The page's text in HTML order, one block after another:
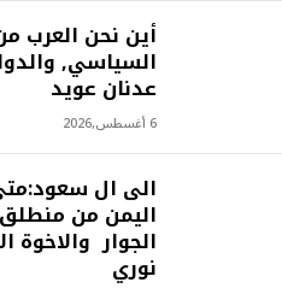
أين نحن العرب
السياسي,
عدنان عويد
6 أغسطس,2026
الى ال
اليمن من
الجوار والاخوة
نوري